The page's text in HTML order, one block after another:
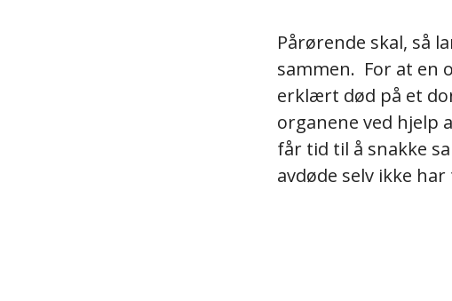
Pårørende skal, så
sammen. For at en
erklært død på et
organene ved hjelp
får tid til å snakke
avdøde selv ikke